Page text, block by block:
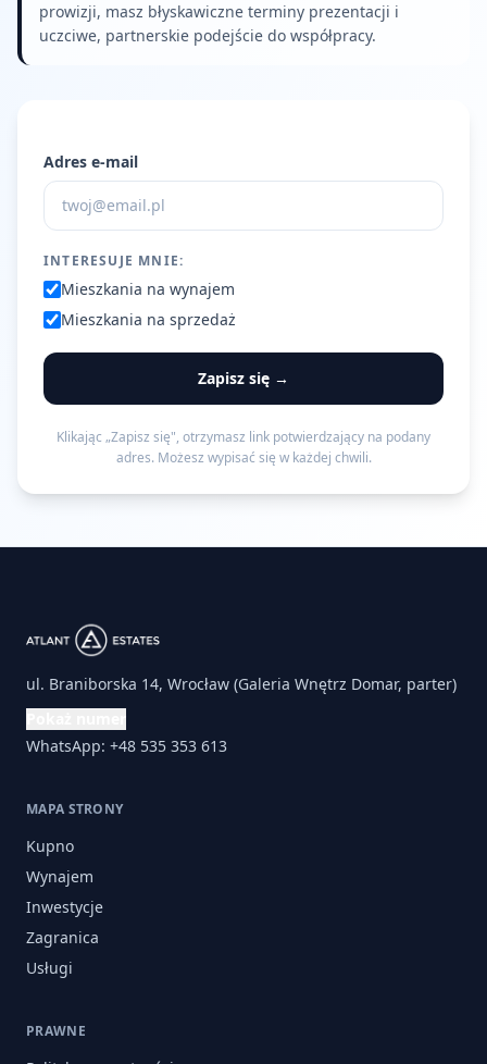
prowizji, masz błyskawiczne terminy prezentacji i
uczciwe, partnerskie podejście do współpracy.
Adres e-mail
INTERESUJE MNIE:
Mieszkania na wynajem
Mieszkania na sprzedaż
Zapisz się →
Klikając „Zapisz się", otrzymasz link potwierdzający na podany
adres. Możesz wypisać się w każdej chwili.
ul. Braniborska 14, Wrocław (Galeria Wnętrz Domar, parter)
WhatsApp: +48 535 353 613
MAPA STRONY
Kupno
Wynajem
Inwestycje
Zagranica
Usługi
PRAWNE